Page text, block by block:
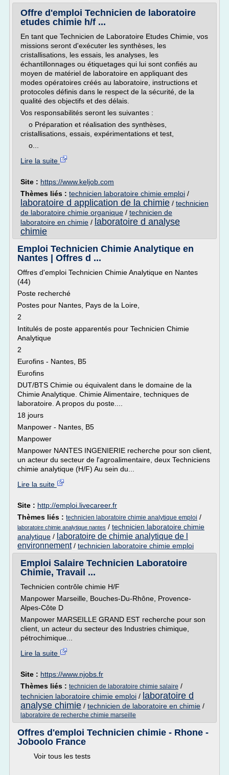
Offre d'emploi Technicien de laboratoire
etudes chimie h/f ...
En tant que Technicien de Laboratoire Etudes Chimie, vos
missions seront d'exécuter les synthèses, les
cristallisations, les essais, les analyses, les
échantillonnages ou étiquetages qui lui sont confiés au
moyen de matériel de laboratoire en appliquant des
modes opératoires créés au laboratoire, instructions et
protocoles définis dans le respect de la sécurité, de la
qualité des objectifs et des délais.
Vos responsabilités seront les suivantes :
o Préparation et réalisation des synthèses,
cristallisations, essais, expérimentations et test,
o...
Lire la suite
Site : https://www.keljob.com
Thèmes liés : technicien laboratoire chimie emploi /
laboratoire d application de la chimie / technicien
de laboratoire chimie organique / technicien de
laboratoire en chimie / laboratoire d analyse
chimie
Emploi Technicien Chimie Analytique en
Nantes | Offres d ...
Offres d'emploi Technicien Chimie Analytique en Nantes
(44)
Poste recherché
Postes pour Nantes, Pays de la Loire,
2
Intitulés de poste apparentés pour Technicien Chimie
Analytique
2
Eurofins - Nantes, B5
Eurofins
DUT/BTS Chimie ou équivalent dans le domaine de la
Chimie Analytique. Chimie Alimentaire, techniques de
laboratoire. A propos du poste....
18 jours
Manpower - Nantes, B5
Manpower
Manpower NANTES INGENIERIE recherche pour son client,
un acteur du secteur de l'agroalimentaire, deux Techniciens
chimie analytique (H/F) Au sein du...
Lire la suite
Site : http://emploi.livecareer.fr
Thèmes liés : technicien laboratoire chimie analytique emploi /
laboratoire chimie analytique nantes / technicien laboratoire chimie
analytique / laboratoire de chimie analytique de l
environnement/ technicien laboratoire chimie emploi
Emploi Salaire Technicien Laboratoire
Chimie, Travail ...
Technicien contrôle chimie H/F
Manpower Marseille, Bouches-Du-Rhône, Provence-
Alpes-Côte D
Manpower MARSEILLE GRAND EST recherche pour son
client, un acteur du secteur des Industries chimique,
pétrochimique...
Lire la suite
Site : https://www.njobs.fr
Thèmes liés : technicien de laboratoire chimie salaire /
technicien laboratoire chimie emploi / laboratoire d
analyse chimie / technicien de laboratoire en chimie /
laboratoire de recherche chimie marseille
Offres d'emploi Technicien chimie - Rhone -
Joboolo France
Voir tous les tests